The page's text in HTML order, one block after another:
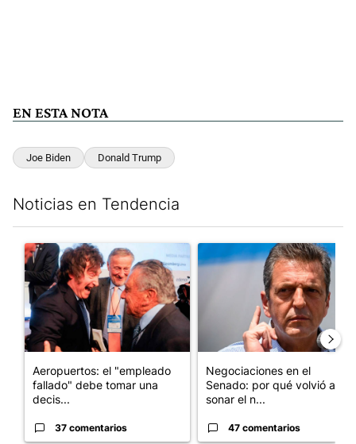
EN ESTA NOTA
Joe Biden Donald Trump
Noticias en Tendencia
Un artículo de tendencia con el título "Aeropuertos: el
Aeropuertos: el "empleado
fallado" debe tomar una
decis...
37 comentarios
Un artículo de tendencia
Negociaciones en el
Senado: por qué volvió a
sonar el n...
47 comentarios